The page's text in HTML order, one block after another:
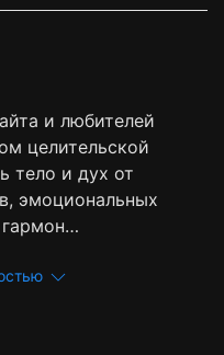
и любителей
целительской
тело и дух от
эмоциональных
гармон…